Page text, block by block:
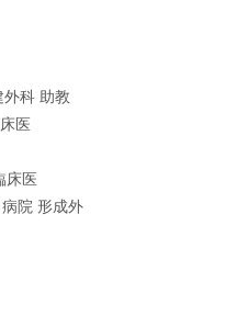
科 助教
医
床医
院 形成外